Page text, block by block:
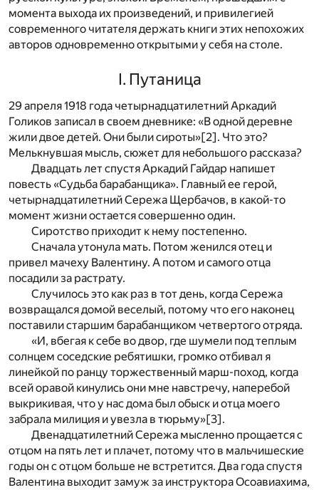
момента выхода их произведений, и привилегией
современного читателя держать книги этих непохожих
авторов одновременно открытыми у себя на столе.
I. Путаница
29 апреля 1918 года четырнадцатилетний Аркадий
Голиков записал в своем дневнике: «В одной деревне
жили двое детей. Они были сироты»[2] . Что это?
Мелькнувшая мысль, сюжет для небольшого рассказа?
Двадцать лет спустя Аркадий Гайдар напишет
повесть «Судьба барабанщика». Главный ее герой,
четырнадцатилетний Сережа Щербачов, в какой-то
момент жизни остается совершенно один.
Сиротство приходит к нему постепенно.
Сначала утонула мать. Потом женился отец и
привел мачеху Валентину. А потом и самого отца
посадили за растрату.
Случилось это как раз в тот день, когда Сережа
возвращался домой веселый, потому что его наконец
поставили старшим барабанщиком четвертого отряда.
«И, вбегая к себе во двор, где шумели под теплым
солнцем соседские ребятишки, громко отбивал я
линейкой по ранцу торжественный марш-поход, когда
всей оравой кинулись они мне навстречу, наперебой
выкрикивая, что у нас дома был обыск и отца моего
забрала милиция и увезла в тюрьму»[3] .
Двенадцатилетний Сережа мысленно прощается с
отцом на пять лет и плачет, потому что в мальчишеские
годы он с отцом больше не встретится. Два года спустя
Валентина выходит замуж за инструктора Осоавиахима,